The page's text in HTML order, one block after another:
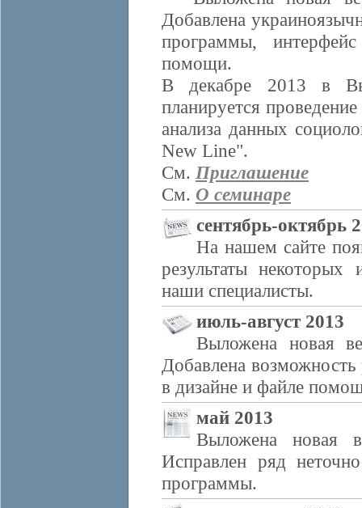
Добавлена
программы,
помощи.
В декабре 2013 в
планируется
анализа данных
New Line".
См. Приглашение
См. О семинаре
сентябрь-октябрь
На нашем сайте
результаты
наши специалисты.
июль-август 2013
Выложена новая
Добавлена
в дизайне и файле
май 2013
Выложена новая
Исправлен ряд
программы.